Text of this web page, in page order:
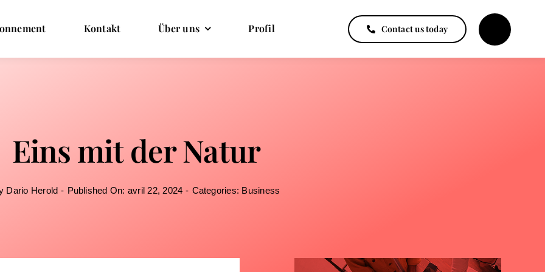
Kontakt Über uns Profil Contact us today
Eins mit der Natur
Dario Herold - Published On: avril 22, 2024 - Categories: Business